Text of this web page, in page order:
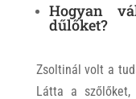
Hogyan
dűlőket?
Zsoltinál volt a
Látta a